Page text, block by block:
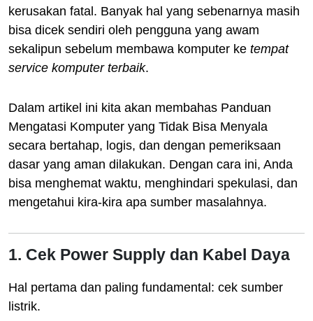
kerusakan fatal. Banyak hal yang sebenarnya masih
bisa dicek sendiri oleh pengguna yang awam
sekalipun sebelum membawa komputer ke tempat
service komputer terbaik.
Dalam artikel ini kita akan membahas Panduan
Mengatasi Komputer yang Tidak Bisa Menyala
secara bertahap, logis, dan dengan pemeriksaan
dasar yang aman dilakukan. Dengan cara ini, Anda
bisa menghemat waktu, menghindari spekulasi, dan
mengetahui kira-kira apa sumber masalahnya.
1. Cek Power Supply dan Kabel Daya
Hal pertama dan paling fundamental: cek sumber
listrik.